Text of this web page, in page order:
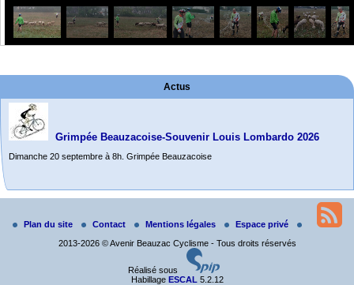
Actus
Grimpée Beauzacoise-Souvenir Louis Lombardo 2026
Dimanche 20 septembre à 8h. Grimpée Beauzacoise
Randonnée itinérante dans l’Aveyron.
Du 19 au 21 juin
Plan du site Contact Mentions légales
Espace privé
2013-2026 © Avenir Beauzac Cyclisme - Tous droits réservés
Réalisé sous
Habillage ESCAL 5.2.12